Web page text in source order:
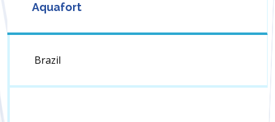
Aquafort
Brazil